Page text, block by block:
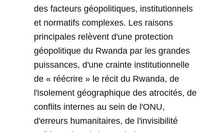
des facteurs géopolitiques, institutionnels
et normatifs complexes. Les raisons
principales relèvent d'une protection
géopolitique du Rwanda par les grandes
puissances, d'une crainte institutionnelle
de « réécrire » le récit du Rwanda, de
l'isolement géographique des atrocités, de
conflits internes au sein de l'ONU,
d'erreurs humanitaires, de l'invisibilité